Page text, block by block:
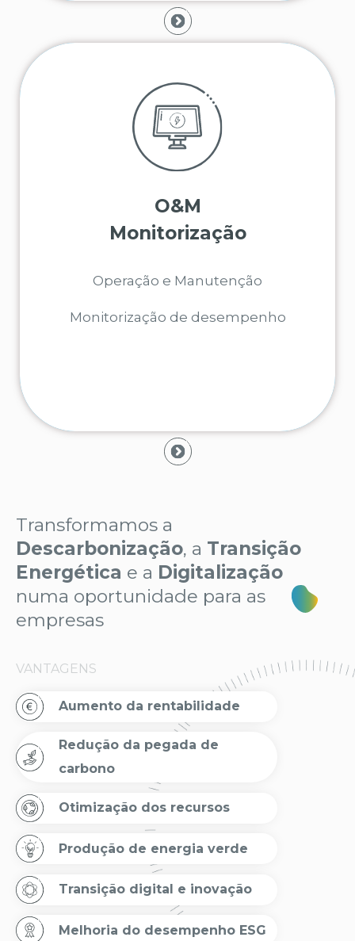
O&M
Monitorização
Operação e Manutenção
Monitorização de desempenho
Saiba mais sobre as nossas soluções de
acompanhamento e monitorização.
Transformamos a
Descarbonização, a Transição
Energética e a Digitalização
numa oportunidade para as
empresas
VANTAGENS
Aumento da rentabilidade
Redução da pegada de
carbono
Otimização dos recursos
Produção de energia verde
Transição digital e inovação
Melhoria do desempenho ESG